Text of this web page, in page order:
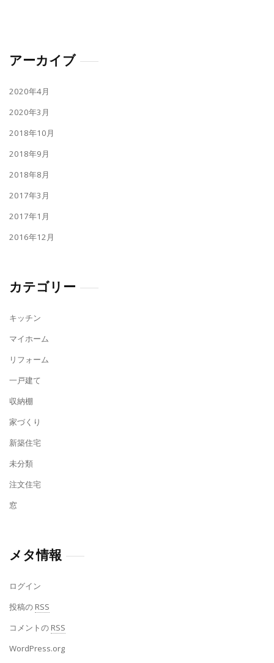
アーカイブ
2020年4月
2020年3月
2018年10月
2018年9月
2018年8月
2017年3月
2017年1月
2016年12月
カテゴリー
キッチン
マイホーム
リフォーム
一戸建て
収納棚
家づくり
新築住宅
未分類
注文住宅
窓
メタ情報
ログイン
投稿の RSS
コメントの RSS
WordPress.org